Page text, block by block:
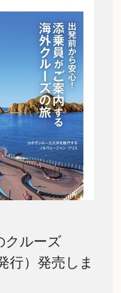
クルーズ
行）発売しま